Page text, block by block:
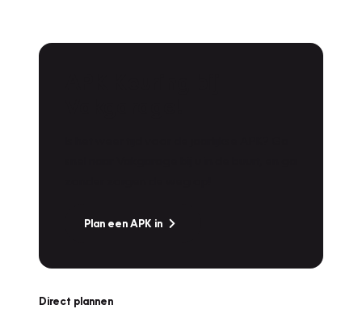
Plan een APK in
Direct plannen